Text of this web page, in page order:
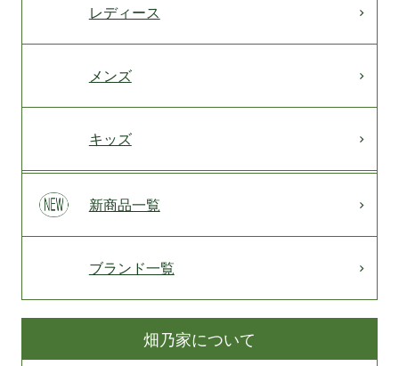
レディース
メンズ
キッズ
新商品一覧
ブランド一覧
畑乃家について